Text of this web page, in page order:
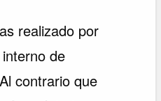
realizado por
de
Al contrario que